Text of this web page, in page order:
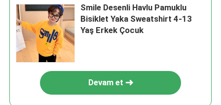
Smile Desenli Havlu Pamuklu
Bisiklet Yaka Sweatshirt 4-13
Yaş Erkek Çocuk
Devam et